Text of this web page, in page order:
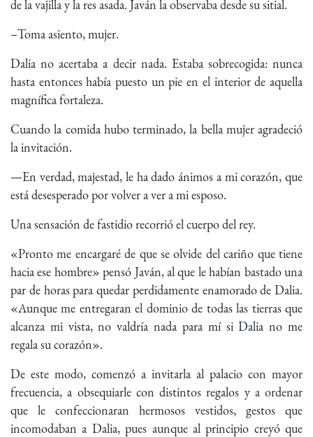
de la vajilla y la res asada. Javán la observaba desde su sitial.
–Toma asiento, mujer.
Dalia no acertaba a decir nada. Estaba sobrecogida: nunca
hasta entonces había puesto un pie en el interior de aquella
magnífica fortaleza.
Cuando la comida hubo terminado, la bella mujer agradeció
la invitación.
—En verdad, majestad, le ha dado ánimos a mi corazón, que
está desesperado por volver a ver a mi esposo.
Una sensación de fastidio recorrió el cuerpo del rey.
«Pronto me encargaré de que se olvide del cariño que tiene
hacia ese hombre» pensó Javán, al que le habían bastado una
par de horas para quedar perdidamente enamorado de Dalia.
«Aunque me entregaran el dominio de todas las tierras que
alcanza mi vista, no valdría nada para mí si Dalia no me
regala su corazón».
De este modo, comenzó a invitarla al palacio con mayor
frecuencia, a obsequiarle con distintos regalos y a ordenar
que le confeccionaran hermosos vestidos, gestos que
incomodaban a Dalia, pues aunque al principio creyó que